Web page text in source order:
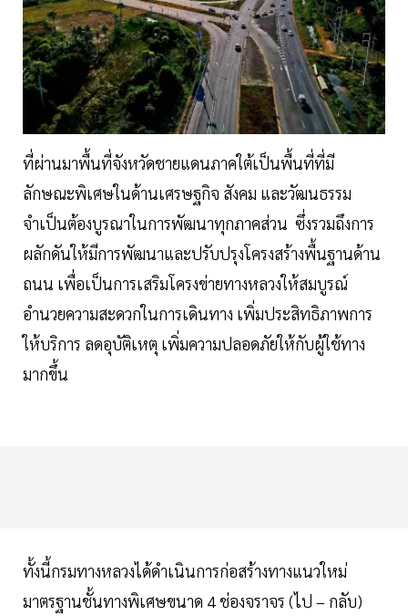
ที่ผ่านมาพื้นที่จังหวัดชายแดนภาคใต้เป็นพื้นที่ที่มี
ลักษณะพิเศษในด้านเศรษฐกิจ สังคม และวัฒนธรรม
จำเป็นต้องบูรณาในการพัฒนาทุกภาคส่วน ซึ่งรวมถึงการ
ผลักดันให้มีการพัฒนาและปรับปรุงโครงสร้างพื้นฐานด้าน
ถนน เพื่อเป็นการเสริมโครงข่ายทางหลวงให้สมบูรณ์
อำนวยความสะดวกในการเดินทาง เพิ่มประสิทธิภาพการ
ให้บริการ ลดอุบัติเหตุ เพิ่มความปลอดภัยให้กับผู้ใช้ทาง
มากขึ้น
ทั้งนี้กรมทางหลวงได้ดำเนินการก่อสร้างทางแนวใหม่
มาตรฐานชั้นทางพิเศษขนาด 4 ช่องจราจร (ไป – กลับ)